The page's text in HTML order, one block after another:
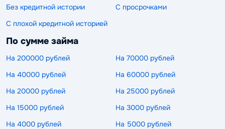
Без кредитной истории
С просрочками
С плохой кредитной историей
По сумме займа
На 200000 рублей
На 70000 рублей
На 40000 рублей
На 60000 рублей
На 20000 рублей
На 25000 рублей
На 15000 рублей
На 3000 рублей
На 4000 рублей
На 5000 рублей